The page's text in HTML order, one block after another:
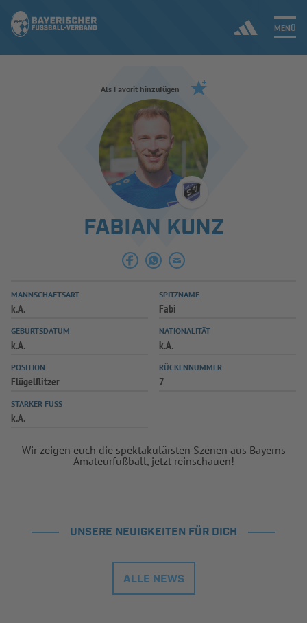
MENÜ
Jetzt einloggen
ERGEBNISSE & WETTBEWERBE
SPIELBETRIEB & VERBANDSLEBEN
AUSBILDUNG & FÖRDERUNG
SPIELPLUS
Als Favorit hinzufügen
FABIAN KUNZ
MANNSCHAFTSART
k.A.
SPITZNAME
Fabi
GEBURTSDATUM
k.A.
NATIONALITÄT
k.A.
POSITION
Flügelflitzer
RÜCKENNUMMER
7
STARKER FUSS
k.A.
Wir zeigen euch die spektakulärsten Szenen aus Bayerns
Amateurfußball, jetzt reinschauen!
UNSERE NEUIGKEITEN FÜR DICH
ALLE NEWS